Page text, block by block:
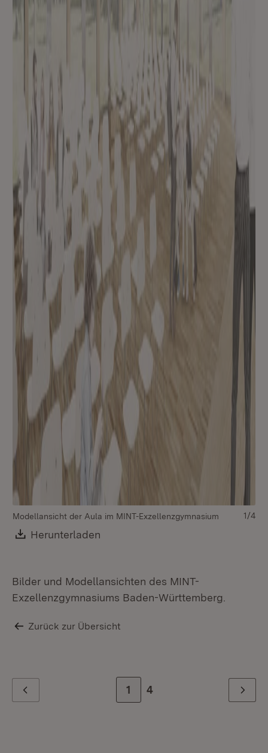
Modellansicht der Aula im MINT-Exzellenzgymnasium
Download:
Herunterladen
1/4
Bilder und Modellansichten des MINT-
Exzellenzgymnasiums Baden-Württemberg.
Zurück zur Übersicht
Zur Seite
1 Zur letzten Seite
4 Weiter